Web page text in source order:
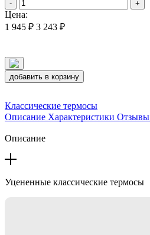
- +
Цена:
1 945 ₽ 3 243 ₽
добавить в корзину
Классические термосы
Описание Характеристики Отзывы
Описание
Уцененные классические термосы